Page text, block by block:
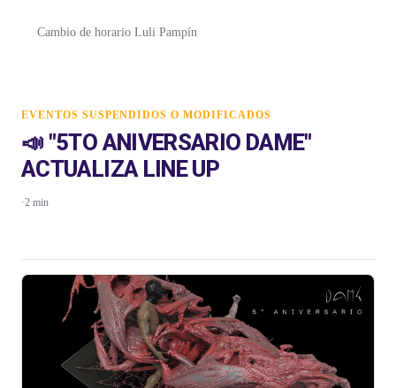
Cambio de horario Luli Pampín
EVENTOS SUSPENDIDOS O MODIFICADOS
📣️ "5TO ANIVERSARIO DAME"
ACTUALIZA LINE UP
·2 min